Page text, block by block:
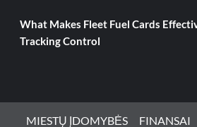
What Makes Fleet Fuel Cards
Tracking Control
MIESTŲ ĮDOMYBĖS FINANSAI